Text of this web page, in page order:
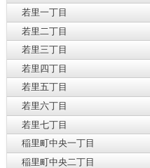
若里一丁目
若里二丁目
若里三丁目
若里四丁目
若里五丁目
若里六丁目
若里七丁目
稲里町中央一丁目
稲里町中央二丁目